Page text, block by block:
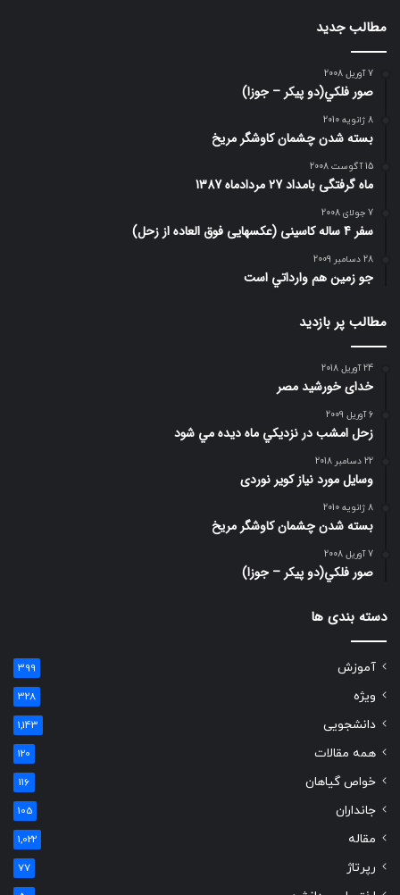
مطالب جدید
7 آوریل 2008
صور فلكي(دو پیکر – جوزا)
8 ژانویه 2010
بسته شدن چشمان کاوشگر مريخ
15 آگوست 2008
ماه گرفتگی بامداد 27 مردادماه 1387
7 جولای 2008
سفر 4 ساله کاسینی (عکسهایی فوق العاده از زحل)
28 دسامبر 2009
جو زمين هم وارداتي است
مطالب پر بازدید
24 آوریل 2018
خدای خورشید مصر
6 آوریل 2009
زحل امشب در نزديكي ماه ديده مي شود
22 دسامبر 2018
وسایل مورد نیاز کویر نوردی
8 ژانویه 2010
بسته شدن چشمان کاوشگر مريخ
7 آوریل 2008
صور فلكي(دو پیکر – جوزا)
دسته بندی ها
آموزش 399
ویژه 328
دانشجویی 1,143
همه مقالات 120
خواص گیاهان 116
جانداران 105
مقاله 1,022
رپرتاژ 77